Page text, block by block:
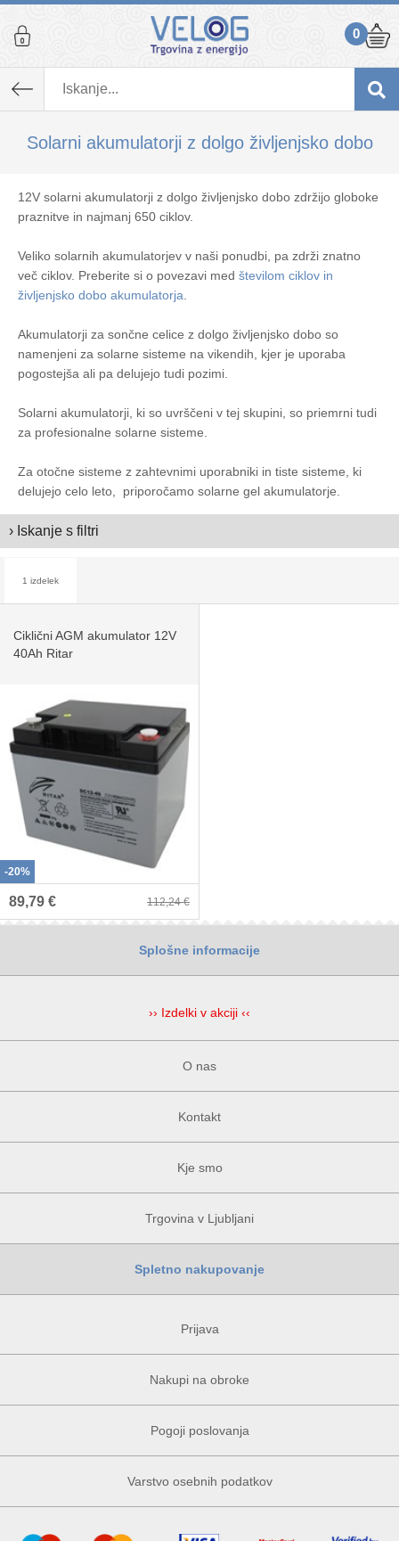
0
Solarni akumulatorji z dolgo življenjsko dobo
12V solarni akumulatorji z dolgo življenjsko dobo zdržijo globoke
praznitve in najmanj 650 ciklov.
Veliko solarnih akumulatorjev v naši ponudbi, pa zdrži znatno
več ciklov. Preberite si o povezavi med številom ciklov in
življenjsko dobo akumulatorja
Akumulatorji za sončne celice z dolgo življenjsko dobo so
namenjeni za solarne sisteme na vikendih, kjer je uporaba
pogostejša ali pa delujejo tudi pozimi.
Solarni akumulatorji, ki so uvrščeni v tej skupini, so priemrni tudi
za profesionalne solarne sisteme.
Za otočne sisteme z zahtevnimi uporabniki in tiste sisteme, ki
delujejo celo leto, priporočamo solarne gel akumulatorje.
› Iskanje s filtri
1 izdelek
-20%
Ciklični AGM akumulator 12V
40Ah Ritar
112,24 €
89,79 €
Splošne informacije
›› Izdelki v akciji ‹‹
O nas
Kontakt
Kje smo
Trgovina v Ljubljani
Spletno nakupovanje
Prijava
Nakupi na obroke
Pogoji poslovanja
Varstvo osebnih podatkov